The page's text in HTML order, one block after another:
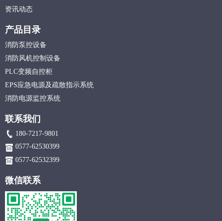
资讯动态
产品目录
消防泵控设备
消防风机控制设备
PLC变频自控柜
EPS应急电源及疏散指示系统
消防电源监控系统
联系我们
180-7217-9801
0577-62530399
0577-62532399
微信联系